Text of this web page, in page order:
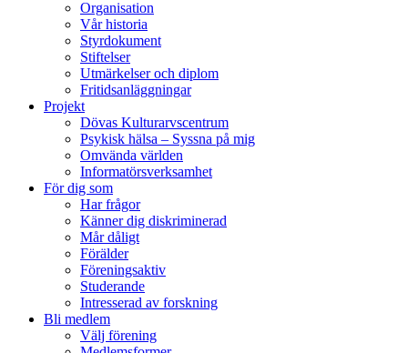
Organisation
Vår historia
Styrdokument
Stiftelser
Utmärkelser och diplom
Fritidsanläggningar
Projekt
Dövas Kulturarvscentrum
Psykisk hälsa – Syssna på mig
Omvända världen
Informatörsverksamhet
För dig som
Har frågor
Känner dig diskriminerad
Mår dåligt
Förälder
Föreningsaktiv
Studerande
Intresserad av forskning
Bli medlem
Välj förening